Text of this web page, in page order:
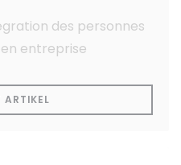
des personnes
entreprise
ARTIKEL